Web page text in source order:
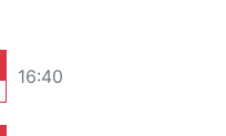
16:40